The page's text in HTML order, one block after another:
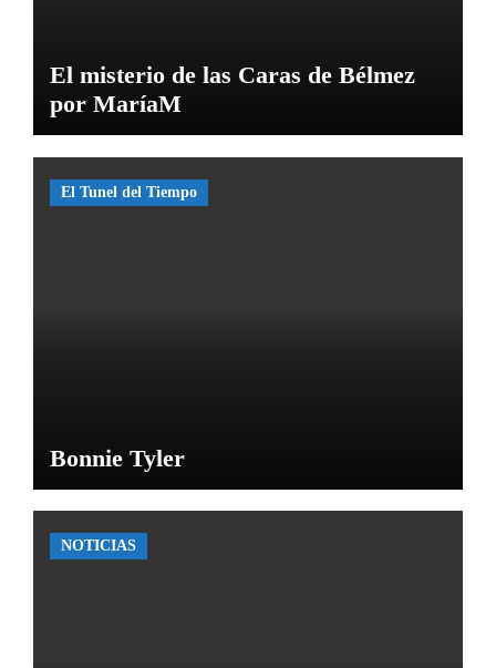
El misterio de las Caras de Bélmez
por MaríaM
El Tunel del Tiempo
Bonnie Tyler
NOTICIAS